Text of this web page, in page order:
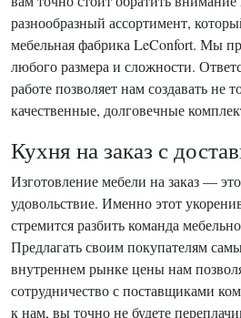
разнообразный ассортимент,
мебельная фабрика LeConfort. Мы
любого размера и сложности.
работе позволяет нам создавать не
качественные, долговечные
Кухня на заказ с
Изготовление мебели на заказ —
удовольствие. Именно этот
стремится разбить команда
Предлагать своим покупателям
внутреннем рынке цены нам
сотрудничество с поставщиками
к нам, вы точно не будете